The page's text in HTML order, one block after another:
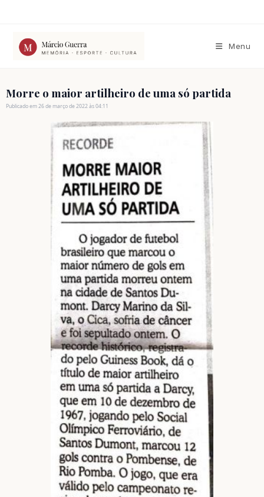
conteúdo
Menu
Morre o maior artilheiro de uma só partida
Publicado em 26 de março de 2022 às 04:11